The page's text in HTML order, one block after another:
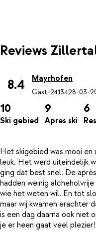
Reviews
8.4 Mayrhofen
Gast-2413428-03-
10
Ski gebied
9
Apres ski
6
Het skigebied was mooi
leuk. Het werd uiteindelijk
ging dat best snel. De
hadden weinig
wie het weten wil. En tot
maar wij kwamen erachter
is een dag daarna ook niet